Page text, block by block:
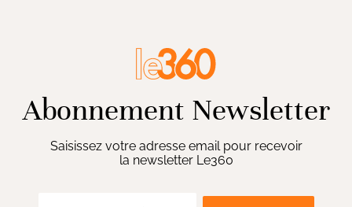
Abonnement Newsletter
Saisissez votre adresse email pour recevoir
la newsletter Le360